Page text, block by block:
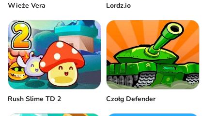
Wieże Vera Lordz.io
Rush Slime TD 2 Czołg Defender